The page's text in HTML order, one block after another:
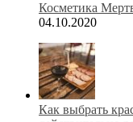
Косметика
04.10.2020
Как выбрать